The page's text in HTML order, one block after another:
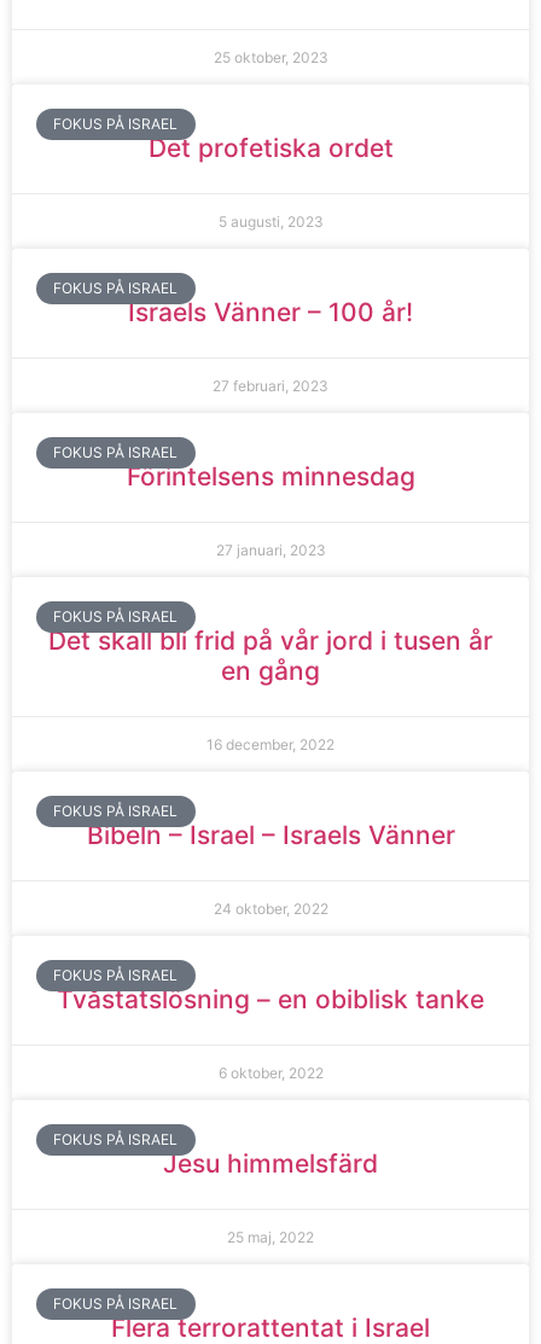
25 oktober, 2023
FOKUS PÅ ISRAEL
Det profetiska ordet
5 augusti, 2023
FOKUS PÅ ISRAEL
Israels Vänner – 100 år!
27 februari, 2023
FOKUS PÅ ISRAEL
Förintelsens minnesdag
27 januari, 2023
FOKUS PÅ ISRAEL
Det skall bli frid på vår jord i tusen år
en gång
16 december, 2022
FOKUS PÅ ISRAEL
Bibeln – Israel – Israels Vänner
24 oktober, 2022
FOKUS PÅ ISRAEL
Tvåstatslösning – en obiblisk tanke
6 oktober, 2022
FOKUS PÅ ISRAEL
Jesu himmelsfärd
25 maj, 2022
FOKUS PÅ ISRAEL
Flera terrorattentat i Israel